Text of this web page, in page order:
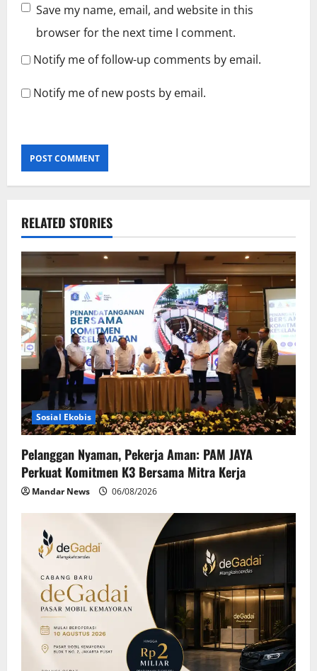
Save my name, email, and website in this
browser for the next time I comment.
Notify me of follow-up comments by email.
Notify me of new posts by email.
RELATED STORIES
Sosial Ekobis
Pelanggan Nyaman, Pekerja Aman: PAM JAYA
Perkuat Komitmen K3 Bersama Mitra Kerja
Mandar News 06/08/2026